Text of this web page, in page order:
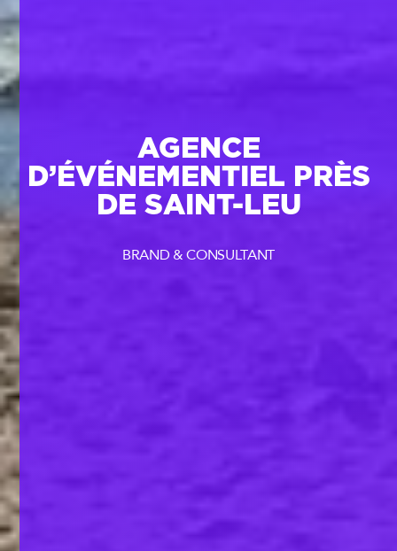
AGENCE
D’ÉVÉNEMENTIEL PRÈS
DE SAINT-LEU
BRAND & CONSULTANT